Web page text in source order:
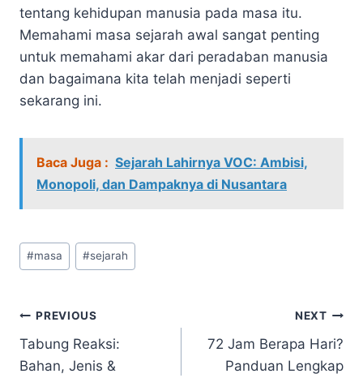
tentang kehidupan manusia pada masa itu.
Memahami masa sejarah awal sangat penting
untuk memahami akar dari peradaban manusia
dan bagaimana kita telah menjadi seperti
sekarang ini.
Baca Juga : Sejarah Lahirnya VOC: Ambisi,
Monopoli, dan Dampaknya di Nusantara
Post
Tags:
#masa #sejarah
Navigasi
pos
PREVIOUS
Tabung Reaksi:
Bahan, Jenis &
NEXT
72 Jam Berapa Hari?
Panduan Lengkap